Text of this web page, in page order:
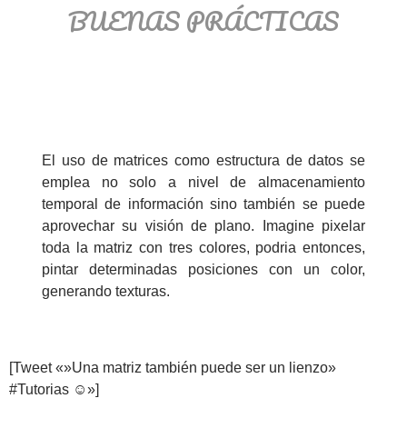
BUENAS PRÁCTICAS
El uso de matrices como estructura de datos se
emplea no solo a nivel de almacenamiento
temporal de información sino también se puede
aprovechar su visión de plano. Imagine pixelar
toda la matriz con tres colores, podria entonces,
pintar determinadas posiciones con un color,
generando texturas.
[Tweet «»Una matriz también puede ser un lienzo»
#Tutorias ☺»]